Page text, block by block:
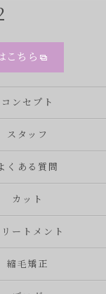
こちら
コンセプト
スタッフ
くある質問
カット
リートメント
縮毛矯正